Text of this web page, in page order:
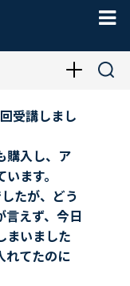
受講しまし
購入し、ア
ます。
たが、どう
言えず、今日
まいました
れてたのに